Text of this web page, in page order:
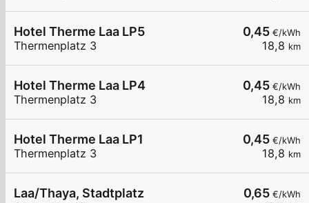
0,45 €/kWh
18,8 km
Hotel Therme Laa LP5
Thermenplatz 3
0,45 €/kWh
18,8 km
Hotel Therme Laa LP4
Thermenplatz 3
0,45 €/kWh
18,8 km
Hotel Therme Laa LP1
Thermenplatz 3
0,65 €/kWh
Laa/Thaya, Stadtplatz